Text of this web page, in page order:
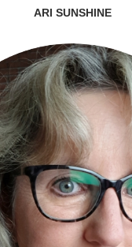
ARI SUNSHINE